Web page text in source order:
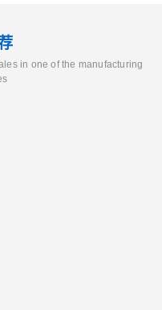
in one of the manufacturing